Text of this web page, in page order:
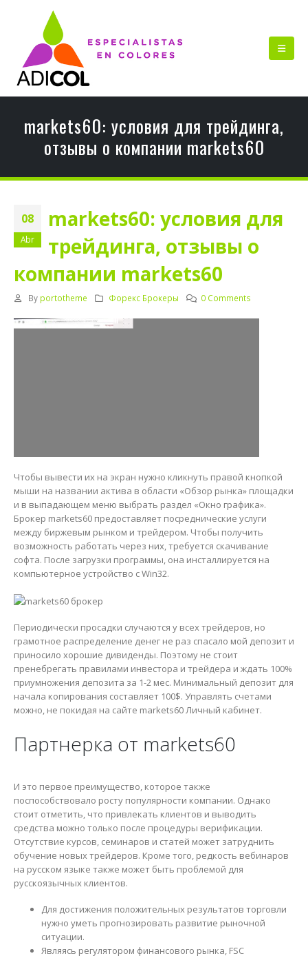
markets60: условия для трейдинга,
отзывы о компании markets60
08
Abr
markets60: условия для
трейдинга, отзывы о
компании markets60
By portotheme Форекс Брокеры 0 Comments
Чтобы вывести их на экран нужно кликнуть правой кнопкой
мыши на названии актива в области «Обзор рынка» площадки
и в выпадающем меню выбрать раздел «Окно графика».
Брокер markets60 предоставляет посреднические услуги
между биржевым рынком и трейдером. Чтобы получить
возможность работать через них, требуется скачивание
софта. После загрузки программы, она инсталлируется на
компьютерное устройство с Win32.
Периодически просадки случаются у всех трейдеров, но
грамотное распределение денег не раз спасало мой депозит и
приносило хорошие дивиденды. Поэтому не стоит
пренебрегать правилами инвестора и трейдера и ждать 100%
приумножения депозита за 1-2 мес. Минимальный депозит для
начала копирования составляет 100$. Управлять счетами
можно, не покидая на сайте markets60 Личный кабинет.
Партнерка от markets60
И это первое преимущество, которое также
поспособствовало росту популярности компании. Однако
стоит отметить, что привлекать клиентов и выводить
средства можно только после процедуры верификации.
Отсутствие курсов, семинаров и статей может затруднить
обучение новых трейдеров. Кроме того, редкость вебинаров
на русском языке также может быть проблемой для
русскоязычных клиентов.
Для достижения положительных результатов торговли
нужно уметь прогнозировать развитие рыночной
ситуации.
Являясь регулятором финансового рынка, FSC